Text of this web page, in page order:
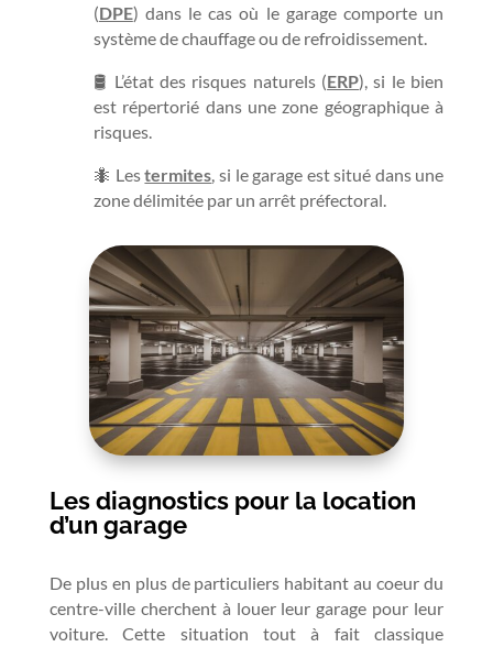
(DPE) dans le cas où le garage comporte un
système de chauffage ou de refroidissement.
🛢 L’état des risques naturels (ERP), si le bien
est répertorié dans une zone géographique à
risques.
🐜 Lestermites , si le garage est situé dans une
zone délimitée par un arrêt préfectoral.
Les diagnostics pour la location
d’un garage
De plus en plus de particuliers habitant au coeur du
centre-ville cherchent à louer leur garage pour leur
voiture. Cette situation tout à fait classique